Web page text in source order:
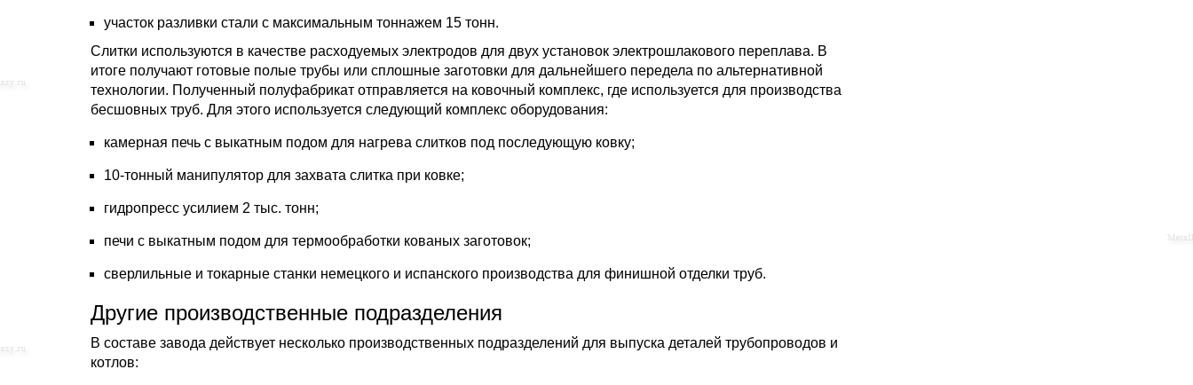
участок разливки стали с максимальным тоннажем 15 тонн.
Слитки используются в качестве расходуемых электродов для двух установок электрошлакового переплава. В
итоге получают готовые полые трубы или сплошные заготовки для дальнейшего передела по альтернативной
технологии. Полученный полуфабрикат отправляется на ковочный комплекс, где используется для производства
бесшовных труб. Для этого используется следующий комплекс оборудования:
камерная печь с выкатным подом для нагрева слитков под последующую ковку;
10-тонный манипулятор для захвата слитка при ковке;
гидропресс усилием 2 тыс. тонн;
печи с выкатным подом для термообработки кованых заготовок;
сверлильные и токарные станки немецкого и испанского производства для финишной отделки труб.
Другие производственные подразделения
В составе завода действует несколько производственных подразделений для выпуска деталей трубопроводов и
котлов: